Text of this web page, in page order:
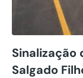
Sinalização
Salgado